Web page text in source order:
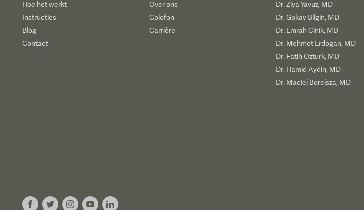
Hoe het werkt
Instructies
Blog
Contact
Over ons
Colofon
Carrière
Dr. Ziya Yavuz, MD
Dr. Gokay Bilgin, MD
Dr. Emrah Cinik, MD
Dr. Mehmet Erdogan, MD
Dr. Fatih Ozturk, MD
Dr. Hamid Aydin, MD
Dr. Maciej Borejsza, MD